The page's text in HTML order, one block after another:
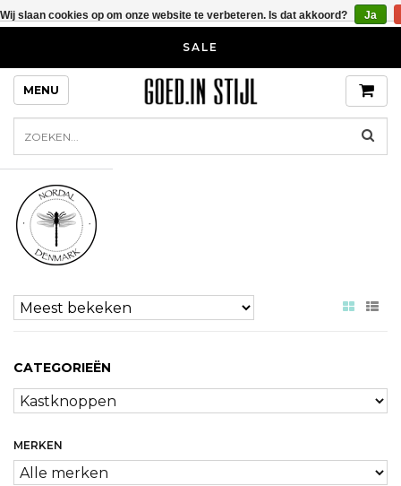
SALE
MENU
CATEGORIEËN
MERKEN
Wij slaan cookies op om onze website te verbeteren. Is dat akkoord? Ja